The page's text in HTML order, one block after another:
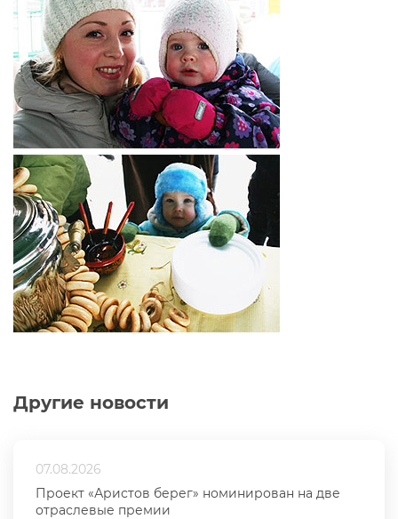
Другие новости
07.08.2026
Проект «Аристов берег» номинирован на две
отраслевые премии